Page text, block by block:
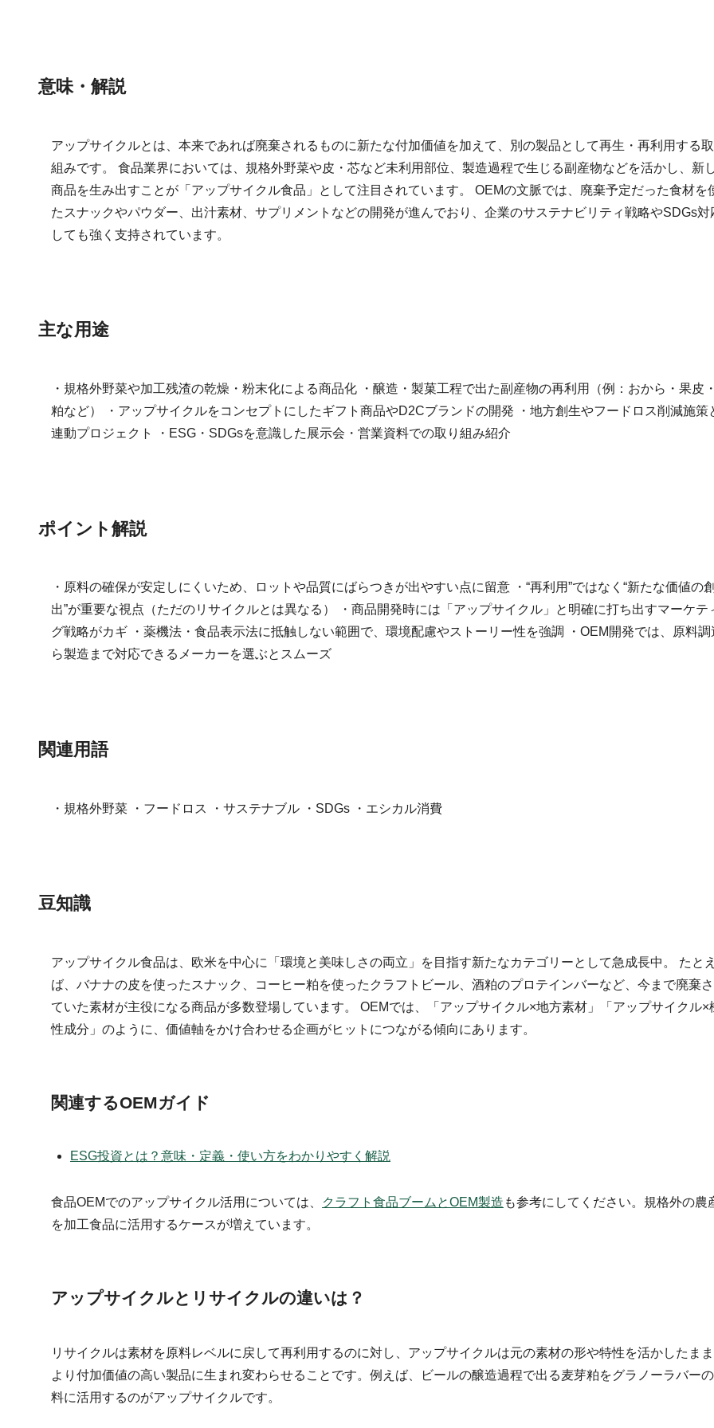
意味・解説
アップサイクルとは、本来であれば廃棄されるものに新たな付加価値を加えて、別の製品として再生・再利用する取
組みです。 食品業界においては、規格外野菜や皮・芯など未利用部位、製造過程で生じる副産物などを活かし、新
商品を生み出すことが「アップサイクル食品」として注目されています。 OEMの文脈では、廃棄予定だった食材を
たスナックやパウダー、出汁素材、サプリメントなどの開発が進んでおり、企業のサステナビリティ戦略やSDGs対
しても強く支持されています。
主な用途
・規格外野菜や加工残渣の乾燥・粉末化による商品化 ・醸造・製菓工程で出た副産物の再利用（例：おから・果皮
粕など） ・アップサイクルをコンセプトにしたギフト商品やD2Cブランドの開発 ・地方創生やフードロス削減施策
連動プロジェクト ・ESG・SDGsを意識した展示会・営業資料での取り組み紹介
ポイント解説
・原料の確保が安定しにくいため、ロットや品質にばらつきが出やすい点に留意 ・“再利用”ではなく“新たな価値の創
出”が重要な視点（ただのリサイクルとは異なる） ・商品開発時には「アップサイクル」と明確に打ち出すマーケテ
グ戦略がカギ ・薬機法・食品表示法に抵触しない範囲で、環境配慮やストーリー性を強調 ・OEM開発では、原料調
ら製造まで対応できるメーカーを選ぶとスムーズ
関連用語
・規格外野菜 ・フードロス ・サステナブル ・SDGs ・エシカル消費
豆知識
アップサイクル食品は、欧米を中心に「環境と美味しさの両立」を目指す新たなカテゴリーとして急成長中。 たとえ
ば、バナナの皮を使ったスナック、コーヒー粕を使ったクラフトビール、酒粕のプロテインバーなど、今まで廃棄
ていた素材が主役になる商品が多数登場しています。 OEMでは、「アップサイクル×地方素材」「アップサイクル×
性成分」のように、価値軸をかけ合わせる企画がヒットにつながる傾向にあります。
関連するOEMガイド
ESG投資とは？意味・定義・使い方をわかりやすく解説
食品OEMでのアップサイクル活用については、 クラフト食品ブームとOEM製造 も参考にしてください。規格外の農
を加工食品に活用するケースが増えています。
アップサイクルとリサイクルの違いは？
リサイクルは素材を原料レベルに戻して再利用するのに対し、アップサイクルは元の素材の形や特性を活かしたまま
より付加価値の高い製品に生まれ変わらせることです。例えば、ビールの醸造過程で出る麦芽粕をグラノーラバー
料に活用するのがアップサイクルです。